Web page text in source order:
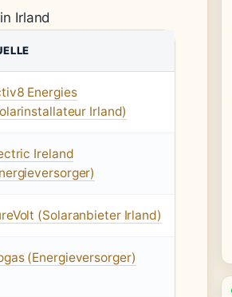
Irland
Energies
Irland)
Ireland
(Solaranbieter Irland)
(Energieversorger)